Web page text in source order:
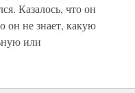
Казалось, что он
он не знает, какую
или